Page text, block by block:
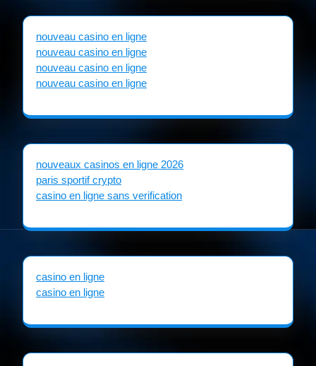
nouveau casino en ligne
nouveau casino en ligne
nouveau casino en ligne
nouveau casino en ligne
nouveaux casinos en ligne 2026
paris sportif crypto
casino en ligne sans verification
casino en ligne
casino en ligne